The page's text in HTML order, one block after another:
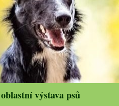
výstava psů